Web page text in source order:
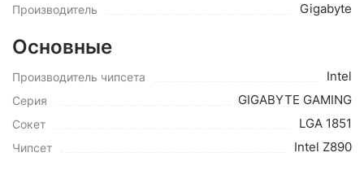
Производитель Gigabyte
Основные
Производитель чипсета Intel
Серия GIGABYTE GAMING
Сокет LGA 1851
Чипсет Intel Z890